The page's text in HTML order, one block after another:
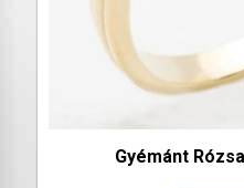
Gyémánt